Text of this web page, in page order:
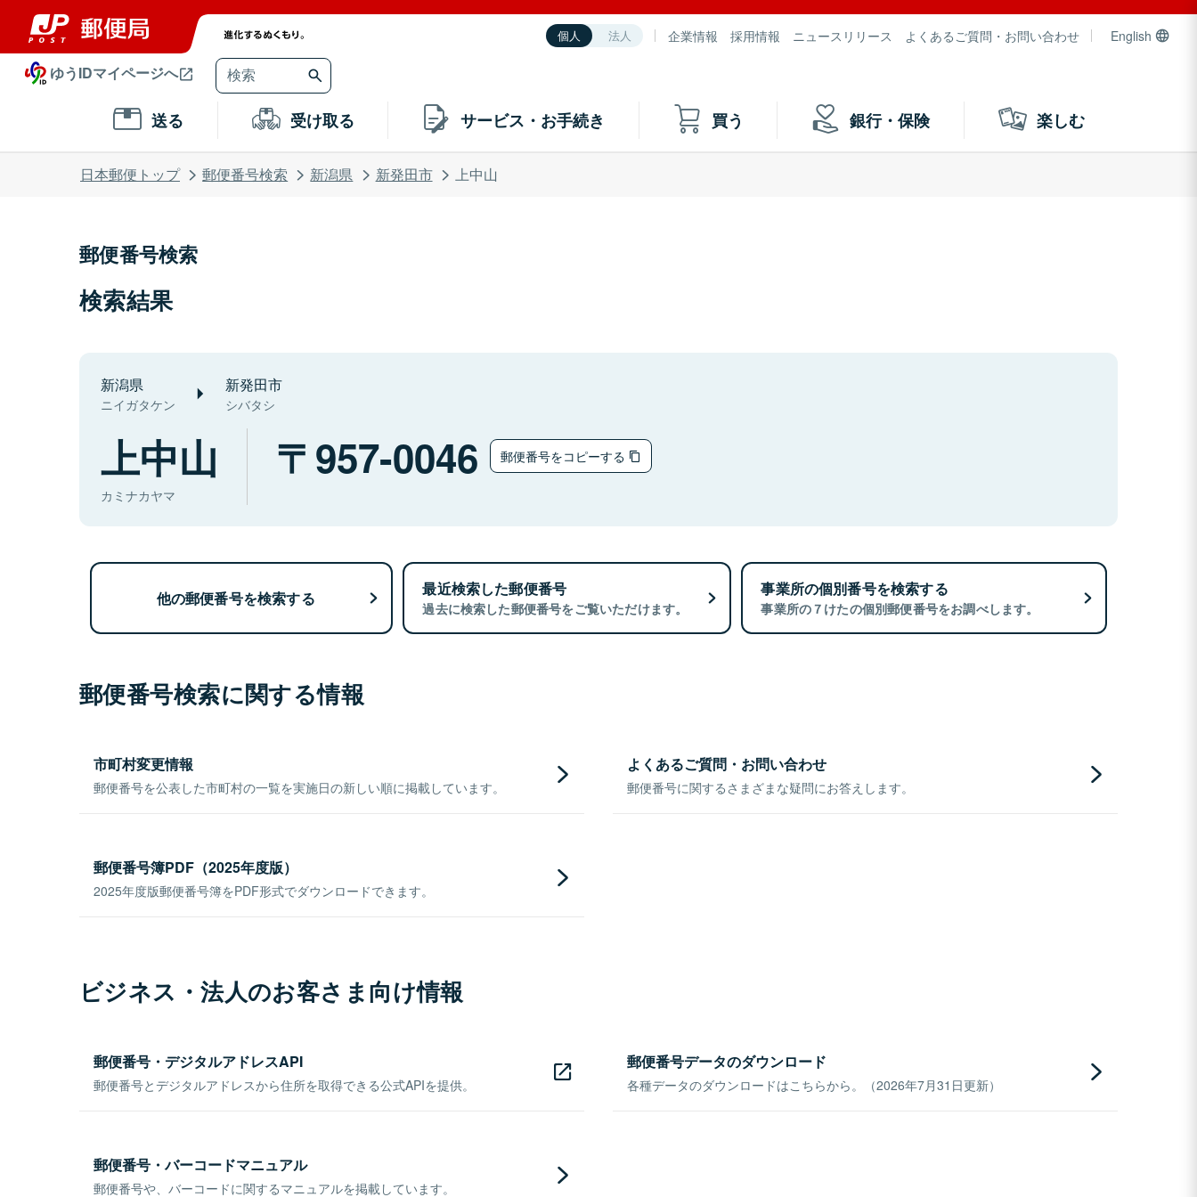
個人 法人 企業情報 採用情報 ニュースリリース よくあるご質問・お問い合わせ English
ゆうIDマイページへ
送る 受け取る サービス・お手続き 買う 銀行・保険 楽しむ
日本郵便トップ 郵便番号検索 新潟県 新発田市 上中山
郵便番号検索
検索結果
新潟県
ニイガタケン
新発田市
シバタシ
上中山
カミナカヤマ
957-0046 郵便番号をコピーする
他の郵便番号を検索する 最近検索した郵便番号
過去に検索した郵便番号をご覧いただけます。
事業所の個別番号を検索する
事業所の７けたの個別郵便番号をお調べします。
郵便番号検索に関する情報
市町村変更情報
郵便番号を公表した市町村の一覧を実施日の新しい順に掲載しています。
よくあるご質問・お問い合わせ
郵便番号に関するさまざまな疑問にお答えします。
郵便番号簿PDF（2025年度版）
2025年度版郵便番号簿をPDF形式でダウンロードできます。
ビジネス・法人のお客さま向け情報
郵便番号・デジタルアドレスAPI
郵便番号とデジタルアドレスから住所を取得できる公式APIを提供。
郵便番号データのダウンロード
各種データのダウンロードはこちらから。（2026年7月31日更新）
郵便番号・バーコードマニュアル
郵便番号や、バーコードに関するマニュアルを掲載しています。